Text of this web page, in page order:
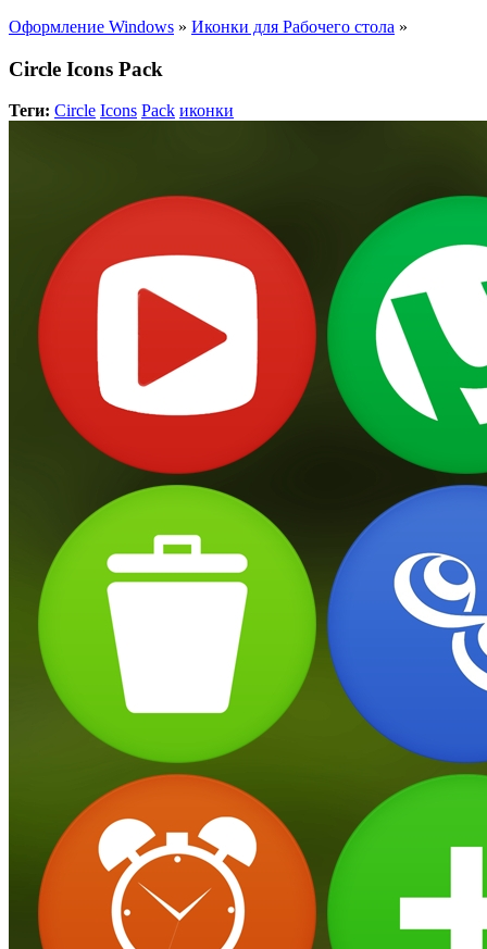
Оформление Windows » Иконки для Рабочего стола »
Circle Icons Pack
Теги: Circle Icons Pack иконки